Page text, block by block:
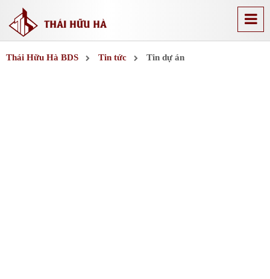
Thái Hữu Hà BDS Tin tức Tin dự án